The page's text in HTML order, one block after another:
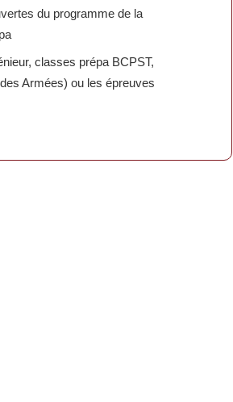
du programme de la
classes prépa BCPST,
Armées) ou les épreuves